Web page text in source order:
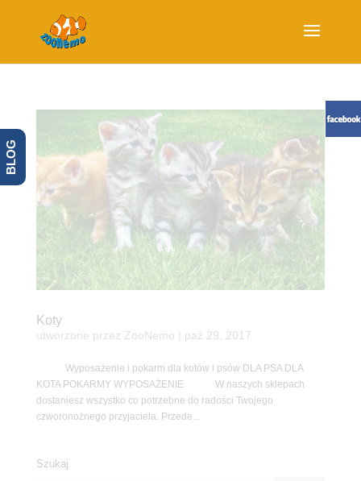
Koty
utworzone przez ZooNemo paź 29, 2017
Wyposażenie i pokarm dla kotów i psów DLA PSA DLA
KOTA POKARMY WYPOSAŻENIE W naszych sklepach
dostaniesz wszystko co potrzebne do radości Twojego
czworonożnego przyjaciela. Przede...
Szukaj
BLOG